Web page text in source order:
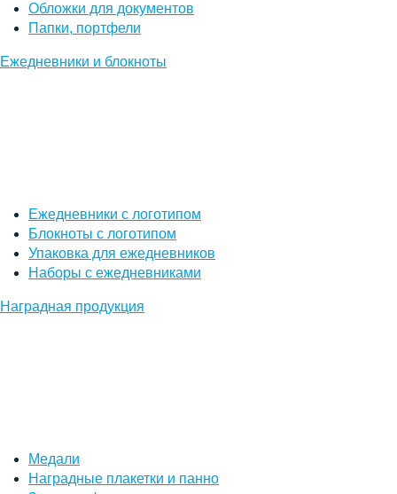
Обложки для документов
Папки, портфели
Ежедневники и блокноты
Ежедневники с логотипом
Блокноты с логотипом
Упаковка для ежедневников
Наборы с ежедневниками
Наградная продукция
Медали
Наградные плакетки и панно